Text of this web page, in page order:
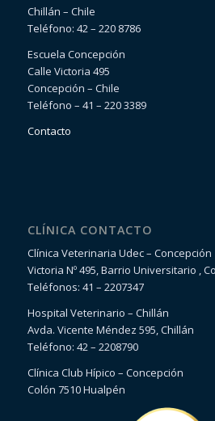
Chillán – Chile
Teléfono: 42 – 220 8786
Escuela Concepción
Calle Victoria 495
Concepción – Chile
Teléfono – 41 – 220 3389
Contacto
CLÍNICA CONTACTO
Clínica Veterinaria Udec – Concepción
Victoria Nº 495, Barrio Universitario ,
Teléfonos: 41 – 2207347
Hospital Veterinario – Chillán
Avda. Vicente Méndez 595, Chillán
Teléfono: 42 – 2208790
Clínica Club Hípico – Concepción
Colón 7510 Hualpén